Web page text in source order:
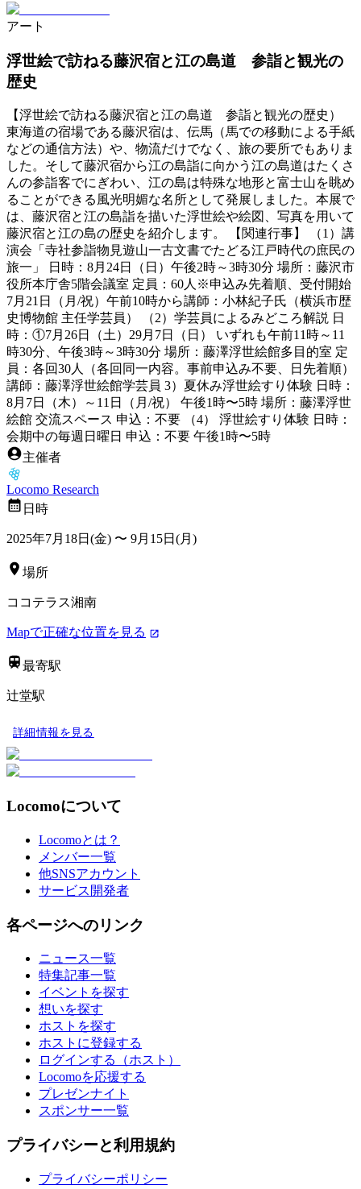
アート
浮世絵で訪ねる藤沢宿と江の島道 参詣と観光の
歴史
【浮世絵で訪ねる藤沢宿と江の島道 参詣と観光の歴史）
東海道の宿場である藤沢宿は、伝馬（馬での移動による手紙
などの通信方法）や、物流だけでなく、旅の要所でもありま
した。そして藤沢宿から江の島詣に向かう江の島道はたくさ
んの参詣客でにぎわい、江の島は特殊な地形と富士山を眺め
ることができる風光明媚な名所として発展しました。本展で
は、藤沢宿と江の島詣を描いた浮世絵や絵図、写真を用いて
藤沢宿と江の島の歴史を紹介します。 【関連行事】 （1）講
演会「寺社参詣物見遊山一古文書でたどる江戸時代の庶民の
旅一」 日時：8月24日（日）午後2時～3時30分 場所：藤沢市
役所本庁舎5階会議室 定員：60人※申込み先着順、受付開始
7月21日（月/祝）午前10時から講師：小林紀子氏（横浜市歴
史博物館 主任学芸員） （2）学芸員によるみどころ解説 日
時：①7月26日（土）29月7日（日） いずれも午前11時～11
時30分、午後3時～3時30分 場所：藤澤浮世絵館多目的室 定
員：各回30人（各回同一内容。事前申込み不要、日先着順）
講師：藤澤浮世絵館学芸員 3）夏休み浮世絵すり体験 日時：
8月7日（木）～11日（月/祝） 午後1時〜5時 場所：藤澤浮世
絵館 交流スペース 申込：不要 （4） 浮世絵すり体験 日時：
会期中の毎週日曜日 申込：不要 午後1時〜5時
主催者
Locomo Research
日時
2025年7月18日(金) 〜 9月15日(月)
場所
ココテラス湘南
Mapで正確な位置を見る
最寄駅
辻堂駅
詳細情報を見る
Locomoについて
Locomoとは？
メンバー一覧
他SNSアカウント
サービス開発者
各ページへのリンク
ニュース一覧
特集記事一覧
イベントを探す
想いを探す
ホストを探す
ホストに登録する
ログインする（ホスト）
Locomoを応援する
プレゼンナイト
スポンサー一覧
プライバシーと利用規約
プライバシーポリシー